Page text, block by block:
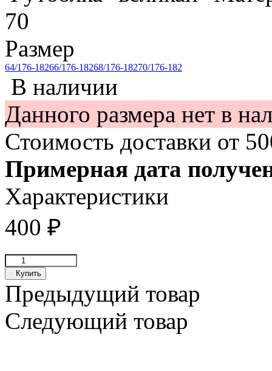
70
Размер
64/176-18266/176-18268/176-18270/176-182
В наличии
Данного размера нет в
Стоимость доставки от
Примерная дата
Характеристики
400 ₽
Купить
Предыдущий товар
Следующий товар